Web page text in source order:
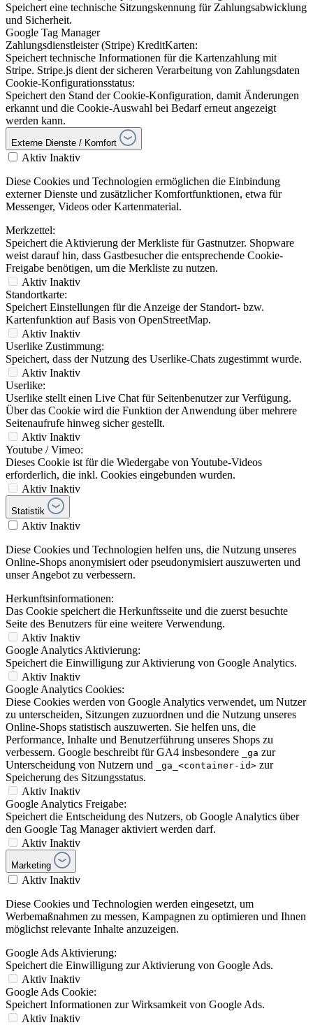
Speichert eine technische Sitzungskennung für Zahlungsabwicklung
und Sicherheit.
Google Tag Manager
Zahlungsdienstleister (Stripe) KreditKarten:
Speichert technische Informationen für die Kartenzahlung mit
Stripe. Stripe.js dient der sicheren Verarbeitung von Zahlungsdaten
Cookie-Konfigurationsstatus:
Speichert den Stand der Cookie-Konfiguration, damit Änderungen
erkannt und die Cookie-Auswahl bei Bedarf erneut angezeigt
werden kann.
Externe Dienste / Komfort
Aktiv Inaktiv
Diese Cookies und Technologien ermöglichen die Einbindung
externer Dienste und zusätzlicher Komfortfunktionen, etwa für
Messenger, Videos oder Kartenmaterial.
Merkzettel:
Speichert die Aktivierung der Merkliste für Gastnutzer. Shopware
weist darauf hin, dass Gastbesucher die entsprechende Cookie-
Freigabe benötigen, um die Merkliste zu nutzen.
Aktiv Inaktiv
Standortkarte:
Speichert Einstellungen für die Anzeige der Standort- bzw.
Kartenfunktion auf Basis von OpenStreetMap.
Aktiv Inaktiv
Userlike Zustimmung:
Speichert, dass der Nutzung des Userlike-Chats zugestimmt wurde.
Aktiv Inaktiv
Userlike:
Userlike stellt einen Live Chat für Seitenbenutzer zur Verfügung.
Über das Cookie wird die Funktion der Anwendung über mehrere
Seitenaufrufe hinweg sicher gestellt.
Aktiv Inaktiv
Youtube / Vimeo:
Dieses Cookie ist für die Wiedergabe von Youtube-Videos
erforderlich, die inkl. Cookies eingebunden wurden.
Aktiv Inaktiv
Statistik
Aktiv Inaktiv
Diese Cookies und Technologien helfen uns, die Nutzung unseres
Online-Shops anonymisiert oder pseudonymisiert auszuwerten und
unser Angebot zu verbessern.
Herkunftsinformationen:
Das Cookie speichert die Herkunftsseite und die zuerst besuchte
Seite des Benutzers für eine weitere Verwendung.
Aktiv Inaktiv
Google Analytics Aktivierung:
Speichert die Einwilligung zur Aktivierung von Google Analytics.
Aktiv Inaktiv
Google Analytics Cookies:
Diese Cookies werden von Google Analytics verwendet, um Nutzer
zu unterscheiden, Sitzungen zuzuordnen und die Nutzung unseres
Online-Shops statistisch auszuwerten. Sie helfen uns, die
Performance, Inhalte und Benutzerführung unseres Shops zu
verbessern. Google beschreibt für GA4 insbesondere
_ga zur
Unterscheidung von Nutzern und
_ga_<container-id> zur
Speicherung des Sitzungsstatus.
Aktiv Inaktiv
Google Analytics Freigabe:
Speichert die Entscheidung des Nutzers, ob Google Analytics über
den Google Tag Manager aktiviert werden darf.
Aktiv Inaktiv
Marketing
Aktiv Inaktiv
Diese Cookies und Technologien werden eingesetzt, um
Werbemaßnahmen zu messen, Kampagnen zu optimieren und Ihnen
möglichst relevante Inhalte anzuzeigen.
Google Ads Aktivierung:
Speichert die Einwilligung zur Aktivierung von Google Ads.
Aktiv Inaktiv
Google Ads Cookie:
Speichert Informationen zur Wirksamkeit von Google Ads.
Aktiv Inaktiv